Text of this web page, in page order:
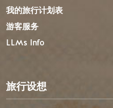
我的旅行计划表
游客服务
LLMs Info
旅行设想